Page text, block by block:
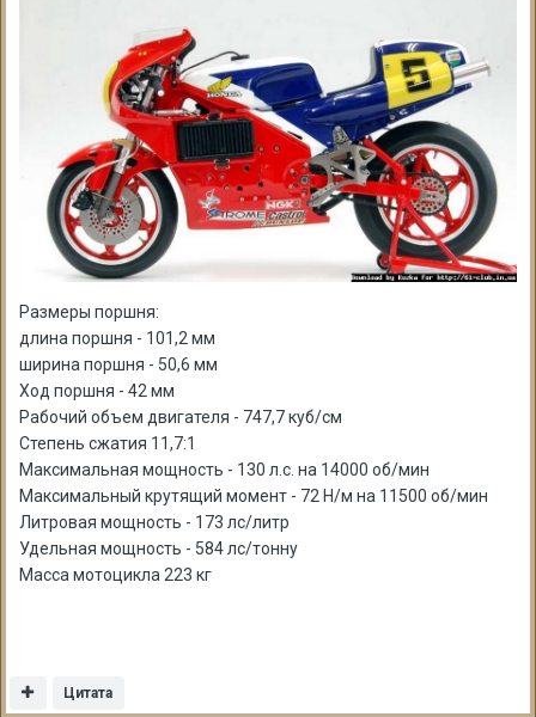
Размеры поршня:
длина поршня - 101,2 мм
ширина поршня - 50,6 мм
Ход поршня - 42 мм
Рабочий объем двигателя - 747,7 куб/см
Степень сжатия 11,7:1
Максимальная мощность - 130 л.с. на 14000 об/мин
Максимальный крутящий момент - 72 Н/м на 11500 об/мин
Литровая мощность - 173 лс/литр
Удельная мощность - 584 лс/тонну
Масса мотоцикла 223 кг
Цитата